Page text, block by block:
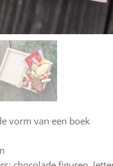
vorm van een boek